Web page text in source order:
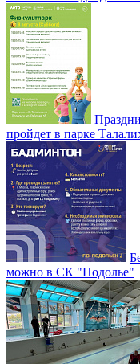
пройдет в парке
можно в СК "Подолье"